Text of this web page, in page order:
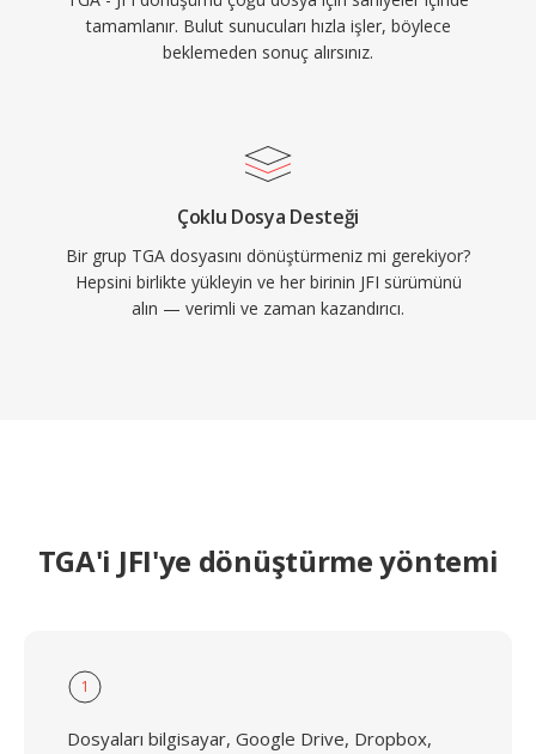
tamamlanır. Bulut sunucuları hızla işler, böylece
beklemeden sonuç alırsınız.
Çoklu Dosya Desteği
Bir grup TGA dosyasını dönüştürmeniz mi gerekiyor?
Hepsini birlikte yükleyin ve her birinin JFI sürümünü
alın — verimli ve zaman kazandırıcı.
TGA'i JFI'ye dönüştürme yöntemi
1
Dosyaları bilgisayar, Google Drive, Dropbox,